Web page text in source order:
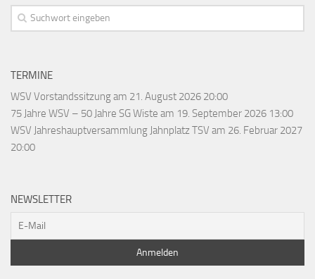
TERMINE
WSV Vorstandssitzungam 21. August 2026 20:00
75 Jahre WSV – 50 Jahre SG Wiste am 19. September 2026 13:00
WSV Jahreshauptversammlung Jahnplatz TSV am 26. Februar 2027
20:00
NEWSLETTER